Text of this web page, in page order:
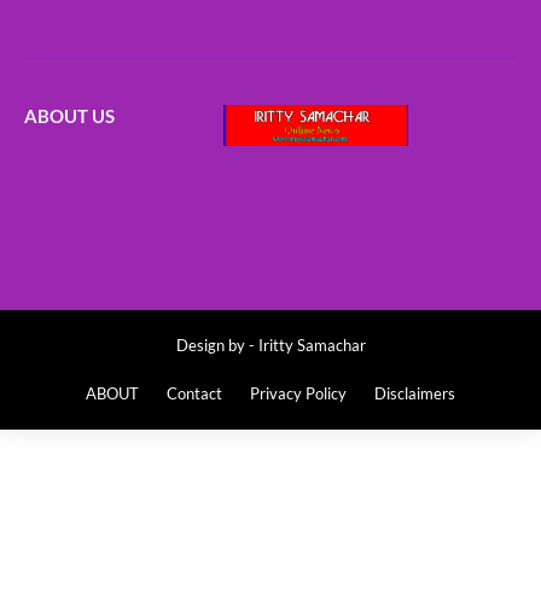
ABOUT US
Design by - Iritty Samachar
ABOUT Contact Privacy Policy Disclaimers